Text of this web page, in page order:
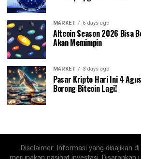
MARKET 6 days ago
Altcoin Season 2026 Bisa
Akan Memimpin
MARKET 3 days ago
Pasar Kripto Hari Ini 4
Borong Bitcoin Lagi!
Disclaimer: Informasi yang disajikan